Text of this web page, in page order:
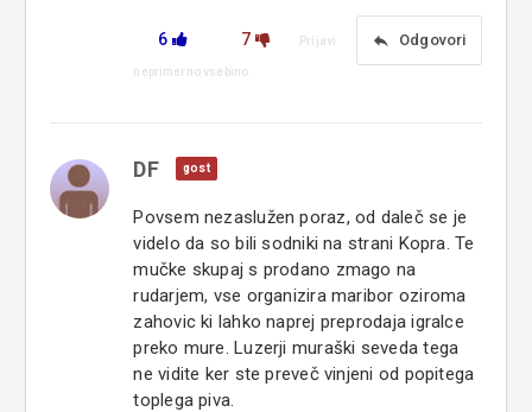
6 7 reply Odgovori
Prijavi
neprimerno vsebino
DF gost
Povsem nezaslužen poraz, od daleč se je
videlo da so bili sodniki na strani Kopra. Te
mučke skupaj s prodano zmago na
rudarjem, vse organizira maribor oziroma
zahovic ki lahko naprej preprodaja igralce
preko mure. Luzerji muraški seveda tega
ne vidite ker ste preveč vinjeni od popitega
toplega piva.